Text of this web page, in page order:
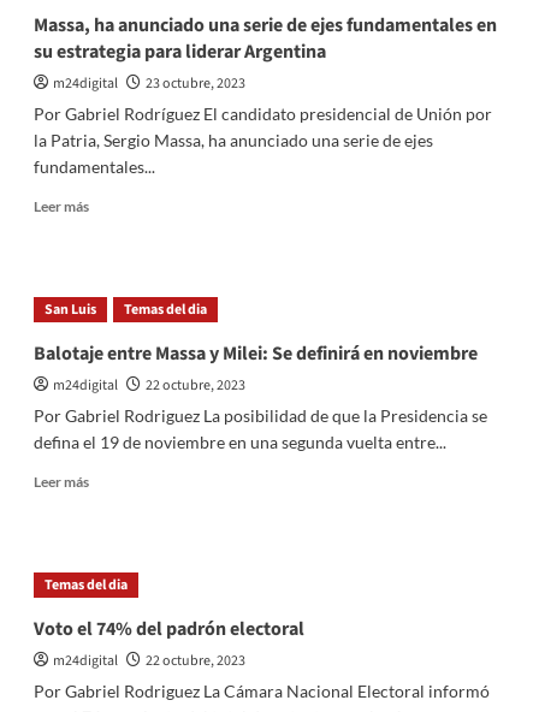
financieros
de
Argentina
elección
presidencial
sorpresiva
Massa, ha anunciado una serie de ejes fundamentales en
su estrategia para liderar Argentina
m24digital
23 octubre, 2023
Por Gabriel Rodríguez El candidato presidencial de Unión por
la Patria, Sergio Massa, ha anunciado una serie de ejes
fundamentales...
Leer másLeer
ha
anunciado
serie
de
ejes
en
su
Argentina
San Luis Temas del dia
Balotaje entre Massa y Milei: Se definirá en noviembre
m24digital
22 octubre, 2023
Por Gabriel Rodriguez La posibilidad de que la Presidencia se
defina el 19 de noviembre en una segunda vuelta entre...
Leer másLeer
entre
Massa
Milei:
Se
definirá
Temas del dia
Voto el 74% del padrón electoral
m24digital
22 octubre, 2023
Por Gabriel Rodriguez La Cámara Nacional Electoral informó